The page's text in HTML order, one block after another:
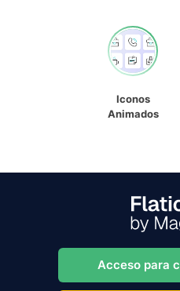
Iconos
Animados
Acceso para